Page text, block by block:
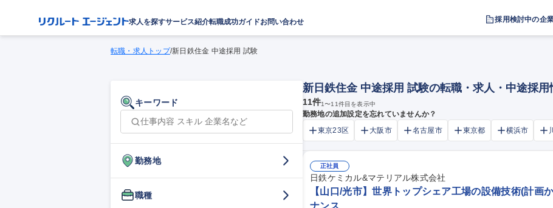
求人を探すサービス紹介転職成功ガイドお問い合わせ 採用検討中の企
転職・求人トップ/新日鉄住金 中途採用 試験
キーワード
勤務地
職種
新日鉄住金 中途採用 試験の転職・求人・中途採用
11件1〜11件目を表示中
勤務地の追加設定を忘れていませんか？
東京23区
大阪市 名古屋市 東京都 横浜市
正社員
日鉄ケミカル&マテリアル株式会社
【山口/光市】世界トップシェア工場の設備技術(計画
ナンス